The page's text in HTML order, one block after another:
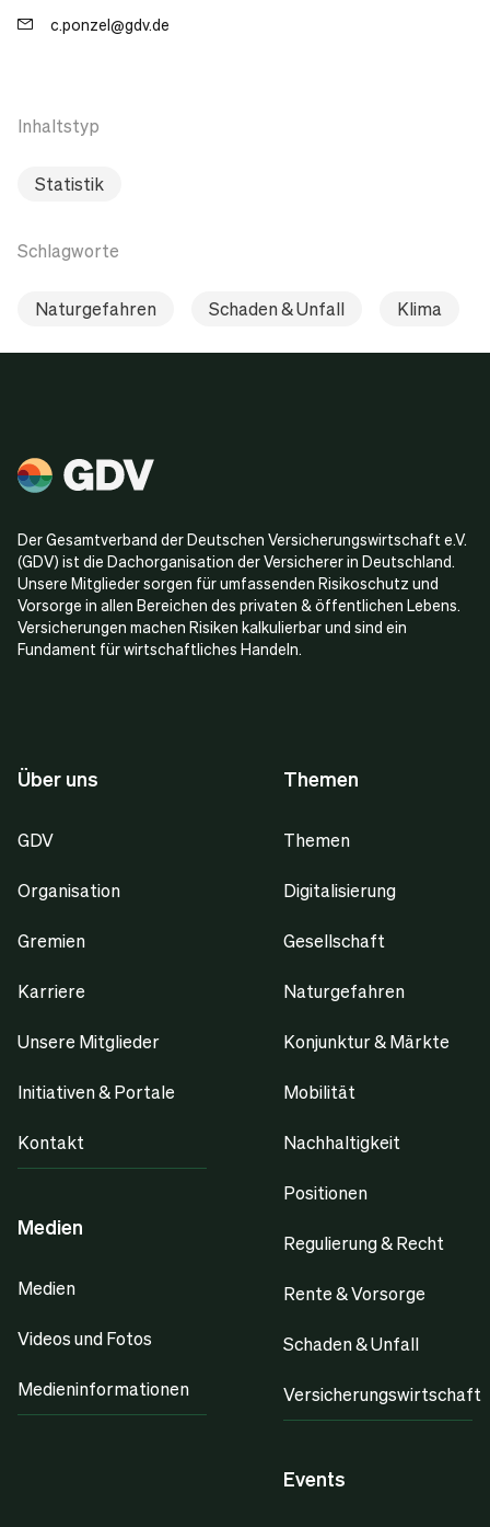
c.ponzel@gdv.de
Inhaltstyp
Statistik
Schlagworte
Naturgefahren Schaden & Unfall Klima
Der Gesamtverband der Deutschen Versicherungswirtschaft e.V.
(GDV) ist die Dachorganisation der Versicherer in Deutschland.
Unsere Mitglieder sorgen für umfassenden Risikoschutz und
Vorsorge in allen Bereichen des privaten & öffentlichen Lebens.
Versicherungen machen Risiken kalkulierbar und sind ein
Fundament für wirtschaftliches Handeln.
Über uns
GDV
Organisation
Gremien
Karriere
Unsere Mitglieder
Initiativen & Portale
Kontakt
Medien
Medien
Videos und Fotos
Medieninformationen
Themen
Themen
Digitalisierung
Gesellschaft
Naturgefahren
Konjunktur & Märkte
Mobilität
Nachhaltigkeit
Positionen
Regulierung & Recht
Rente & Vorsorge
Schaden & Unfall
Versicherungswirtschaft
Events